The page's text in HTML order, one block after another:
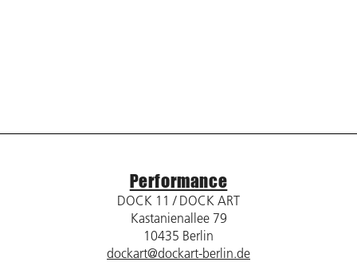
Performance
DOCK 11 / DOCK ART
Kastanienallee 79
10435 Berlin
dockart@dockart-berlin.de